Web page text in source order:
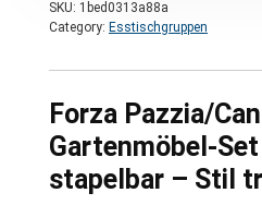
SKU: 1bed0313a88a
Category: Esstischgruppen
Forza Pazzia/
Gartenmöbel-
stapelbar – Stil